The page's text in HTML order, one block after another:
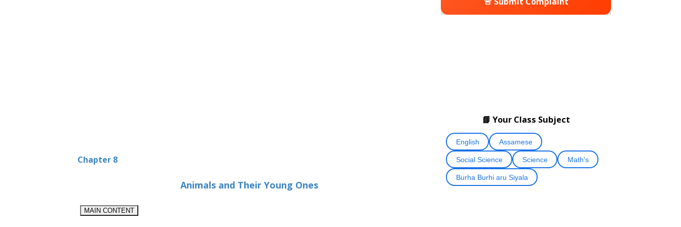
Chapter 8
Animals and Their Young Ones
MAIN CONTENT
📘 Your Class Subject
English Assamese
Social Science Science Math's
Burha Burhi aru Siyala